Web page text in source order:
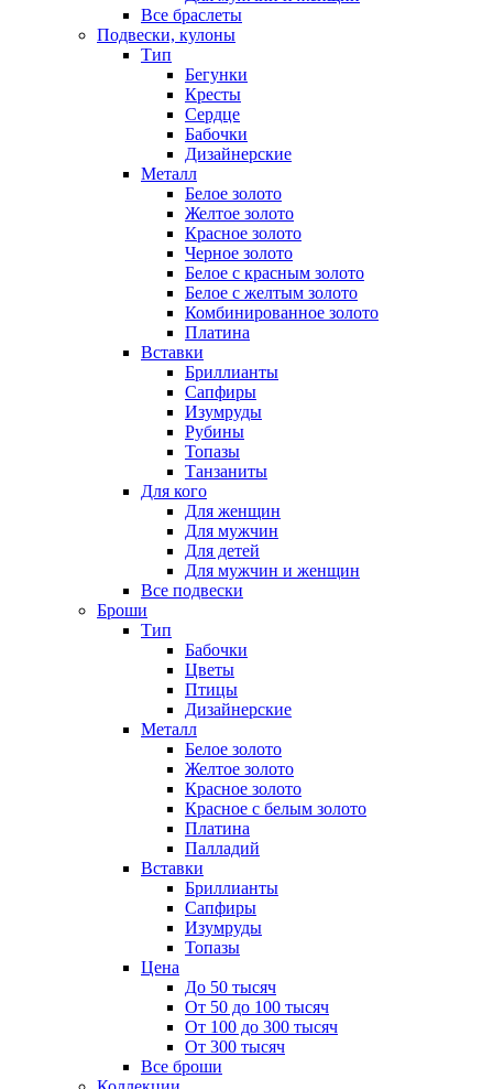
Все браслеты
Подвески, кулоны
Тип
Бегунки
Кресты
Сердце
Бабочки
Дизайнерские
Металл
Белое золото
Желтое золото
Красное золото
Черное золото
Белое с красным золото
Белое с желтым золото
Комбинированное золото
Платина
Вставки
Бриллианты
Сапфиры
Изумруды
Рубины
Топазы
Танзаниты
Для кого
Для женщин
Для мужчин
Для детей
Для мужчин и женщин
Все подвески
Броши
Тип
Бабочки
Цветы
Птицы
Дизайнерские
Металл
Белое золото
Желтое золото
Красное золото
Красное с белым золото
Платина
Палладий
Вставки
Бриллианты
Сапфиры
Изумруды
Топазы
Цена
До 50 тысяч
От 50 до 100 тысяч
От 100 до 300 тысяч
От 300 тысяч
Все броши